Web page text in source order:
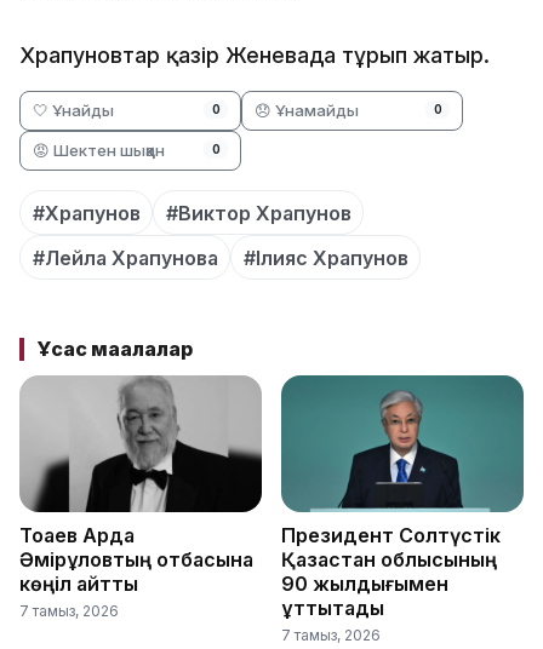
Храпуновтар қазір Женевада тұрып жатыр.
🤍 Ұнайды 0 😞 Ұнамайды 0
😡 Шектен шыққан 0
#Храпунов
#Виктор Храпунов
#Лейла Храпунова
#Ілияс Храпунов
Ұқсас мақалалар
Тоқаев Ардақ
Әмірқұловтың отбасына
көңіл айтты
7 тамыз, 2026
Президент Солтүстік
Қазақстан облысының
90 жылдығымен
құттықтады
7 тамыз, 2026